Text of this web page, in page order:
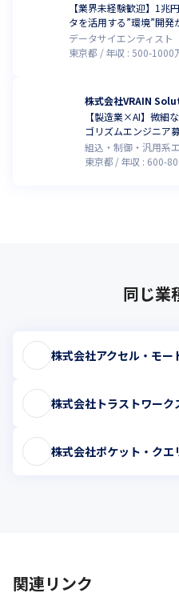
【業界未経験歓迎】1兆
タを活用する”環境”開
データサイエンティスト
東京都
年収 : 500-1000
株式会社VRAIN
【製造業×AI】微細
ゴリズムエンジニア
組込・制御・汎用系
東京都
年収 : 600-
同じ業
株式会社アクセル・モー
株式会社トラストワーク
株式会社ポケット・クエ
関連リンク